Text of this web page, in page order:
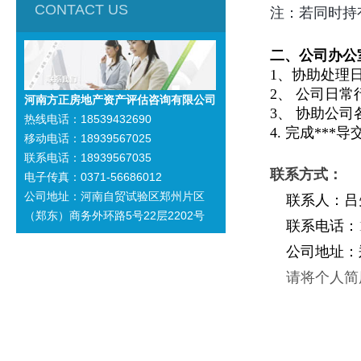
注：若同时
二、公司办
1、协助处理
2、 公司日常
3、 协助公司
4. 完成***导
联系方式：
联系人：吕
联系电话：
公司地址：
请将个人
CONTACT US
河南方正房地产资产评估咨询有限公司
热线电话：18539432690
移动电话：18939567025
联系电话：18939567035
电子传真：0371-56686012
公司地址：河南自贸试验区郑州片区
（郑东）商务外环路5号22层2202号